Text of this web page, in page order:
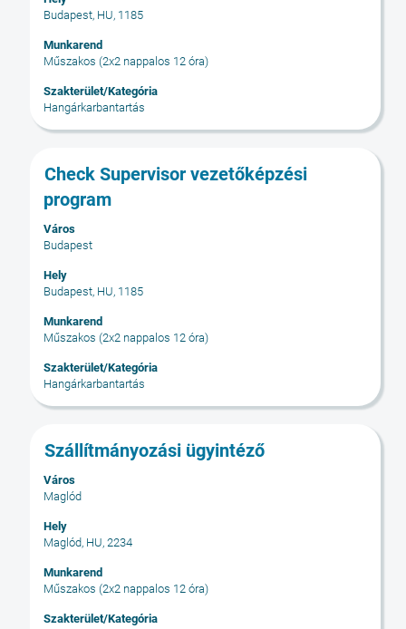
Budapest, HU, 1185
Munkarend
Műszakos (2x2 nappalos 12 óra)
Szakterület/Kategória
Hangárkarbantartás
az
állásinformáció
teljes
megtekintéséhez.
Cím
Check Supervisor vezetőképzési
program
Város
Budapest
Hely
Budapest, HU, 1185
Munkarend
Műszakos (2x2 nappalos 12 óra)
Szakterület/Kategória
Hangárkarbantartás
Jelölje
a
szóköz
billentyűvel
az
állásinformáció
tartalmának
megtekintéséhez.
Cím
Szállítmányozási ügyintéző
Város
Maglód
Hely
Maglód, HU, 2234
Munkarend
Műszakos (2x2 nappalos 12 óra)
Szakterület/Kategória
Jelölje
a
szóköz
billentyűvel
az
állásinformáció
teljes